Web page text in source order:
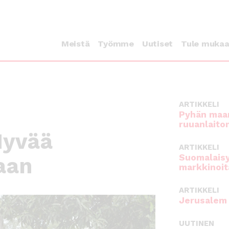
Meistä Työmme Uutiset Tule
ARTIKKELI
Pyhän
ARTIKKELI
ARTIKKELI
UUTINEN